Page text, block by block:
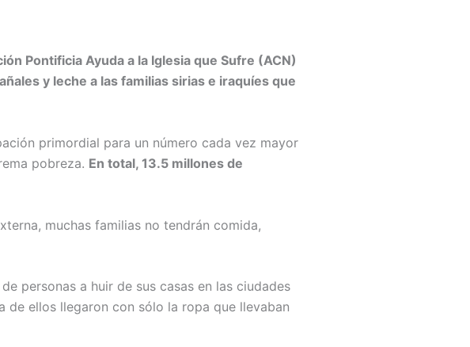
Pontificia Ayuda a la Iglesia que Sufre (ACN)
y leche a las familias sirias e iraquíes que
primordial para un número cada vez mayor
pobreza. En total, 13.5 millones de
muchas familias no tendrán comida,
personas a huir de sus casas en las ciudades
de ellos llegaron con sólo la ropa que llevaban